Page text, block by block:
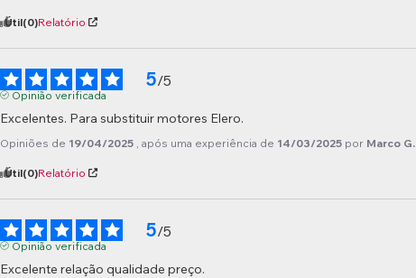
Útil(0)Relatório
5/5
Opinião verificada
Excelentes. Para substituir motores Elero.
Opiniões de 19/04/2025 , após uma experiência de 14/03/2025 por Marco G.
Útil(0)Relatório
5/5
Opinião verificada
Excelente relação qualidade preço.